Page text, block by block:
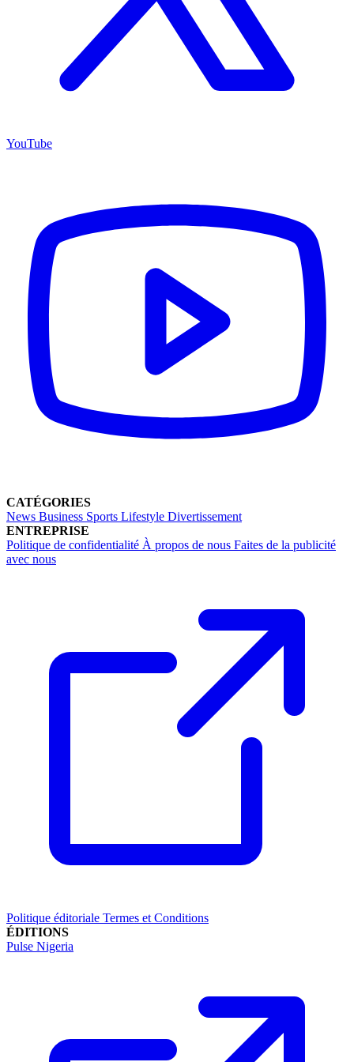
YouTube
CATÉGORIES
News Business Sports Lifestyle Divertissement
ENTREPRISE
Politique de confidentialité À propos de nous Faites de la publicité
avec nous
Politique éditoriale Termes et Conditions
ÉDITIONS
Pulse Nigeria